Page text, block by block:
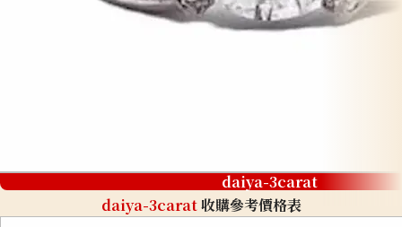
daiya-3carat
daiya-3carat收購參考價格表